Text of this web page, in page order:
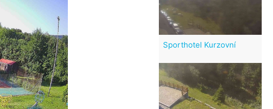
Sporthotel Kurzovní